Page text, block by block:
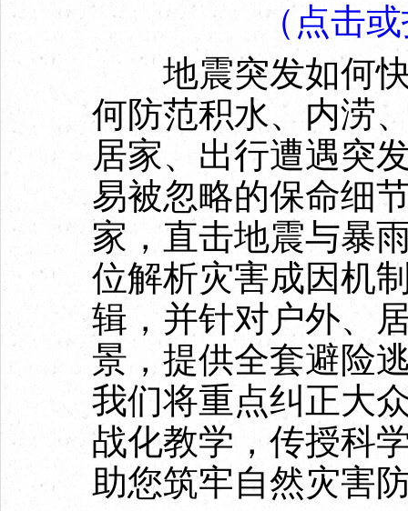
（点击
地震突发如何快
何防范积水、内涝
居家、出行遭遇突
易被忽略的保命细
家，直击地震与暴
位解析灾害成因机
辑，并针对户外、
景，提供全套避险
我们将重点纠正大
战化教学，传授科
助您筑牢自然灾害